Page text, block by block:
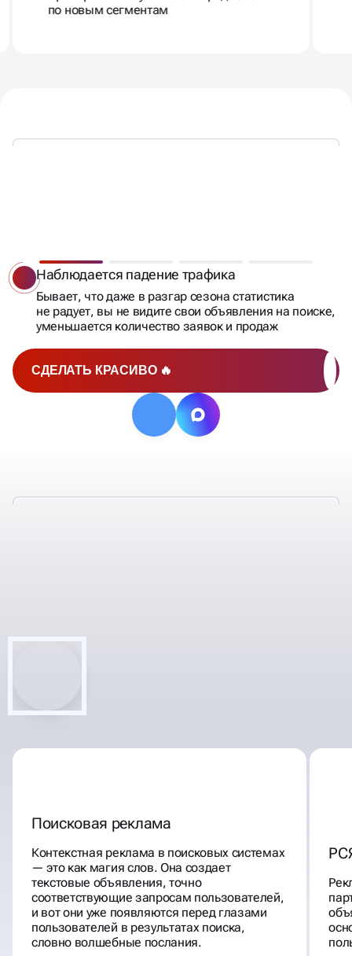
по новым сегментам
СДЕЛАТЬ КРАСИВО 🔥
Наблюдается падение трафика
Бывает, что даже в разгар сезона статистика
не радует, вы не видите свои объявления на поиске,
уменьшается количество заявок и продаж
ПОД КЛЮЧ, С
Поисковая реклама
Контекстная реклама в поисковых системах
— это как магия слов. Она создает
текстовые объявления, точно
соответствующие запросам пользователей,
и вот они уже появляются перед глазами
пользователей в результатах поиска,
словно волшебные послания.